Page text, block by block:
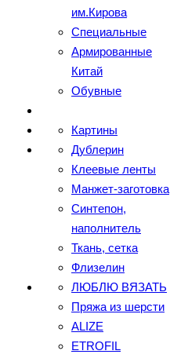
им.Кирова
Специальные
Армированные
Китай
Обувные
Картины
Дублерин
Клеевые ленты
Манжет-заготовка
Синтепон,
наполнитель
Ткань, сетка
Флизелин
ЛЮБЛЮ ВЯЗАТЬ
Пряжа из шерсти
ALIZE
ETROFIL